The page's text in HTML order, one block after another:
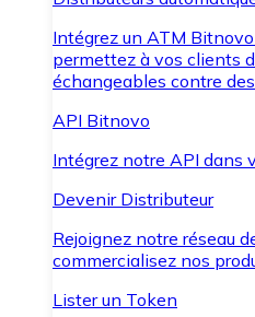
Intégrez un ATM
permettez à vos clients
échangeables contre
API Bitnovo
Intégrez notre API dans
Devenir Distributeur
Rejoignez notre réseau
commercialisez nos
Lister un Token